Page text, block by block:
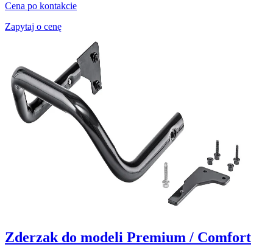
Cena po kontakcie
Zapytaj o cenę
Zderzak do modeli Premium / Comfort